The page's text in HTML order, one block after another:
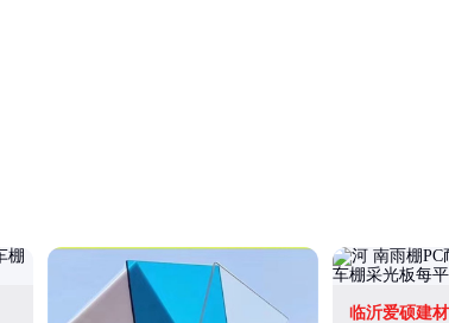
临沂爱硕建